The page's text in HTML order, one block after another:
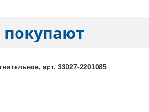
покупают
арт. 33027-2201085